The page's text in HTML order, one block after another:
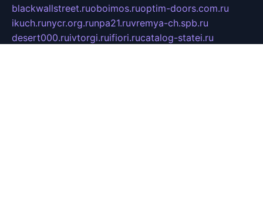
blackwallstreet.ruoboimos.ruoptim-doors.com.ru
ikuch.runycr.org.runpa21.ruvremya-ch.spb.ru
desert000.ruivtorgi.ruifiori.rucatalog-statei.ru